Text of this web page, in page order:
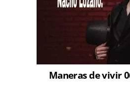
Maneras de vivir